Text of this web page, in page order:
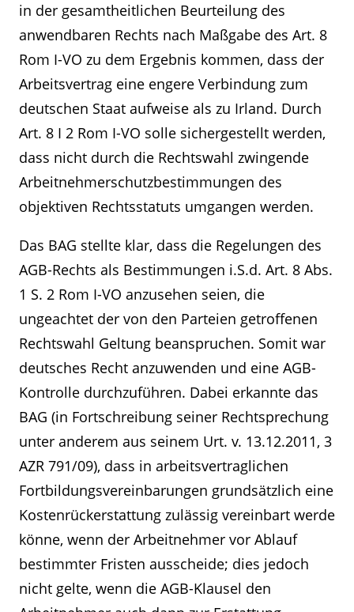
in der gesamtheitlichen Beurteilung des
anwendbaren Rechts nach Maßgabe des Art. 8
Rom I-VO zu dem Ergebnis kommen, dass der
Arbeitsvertrag eine engere Verbindung zum
deutschen Staat aufweise als zu Irland. Durch
Art. 8 I 2 Rom I-VO solle sichergestellt werden,
dass nicht durch die Rechtswahl zwingende
Arbeitnehmerschutzbestimmungen des
objektiven Rechtsstatuts umgangen werden.
Das BAG stellte klar, dass die Regelungen des
AGB-Rechts als Bestimmungen i.S.d. Art. 8 Abs.
1 S. 2 Rom I-VO anzusehen seien, die
ungeachtet der von den Parteien getroffenen
Rechtswahl Geltung beanspruchen. Somit war
deutsches Recht anzuwenden und eine AGB-
Kontrolle durchzuführen. Dabei erkannte das
BAG (in Fortschreibung seiner Rechtsprechung
unter anderem aus seinem Urt. v. 13.12.2011, 3
AZR 791/09), dass in arbeitsvertraglichen
Fortbildungsvereinbarungen grundsätzlich eine
Kostenrückerstattung zulässig vereinbart werde
könne, wenn der Arbeitnehmer vor Ablauf
bestimmter Fristen ausscheide; dies jedoch
nicht gelte, wenn die AGB-Klausel den